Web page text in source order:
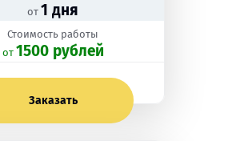
от 1 дня
Стоимость работы
oт 1500 рублей
Заказать